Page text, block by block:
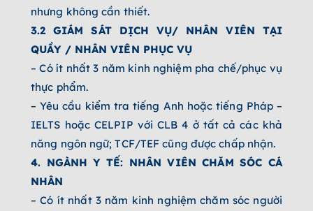
nhưng không cần thiết.
3.2 GIÁM SÁT DỊCH VỤ/ NHÂN VIÊN TẠI
QUẦY / NHÂN VIÊN PHỤC VỤ
– Có ít nhất 3 năm kinh nghiệm pha chế/phục vụ
thực phẩm.
– Yêu cầu kiểm tra tiếng Anh hoặc tiếng Pháp –
IELTS hoặc CELPIP với CLB 4 ở tất cả các khả
năng ngôn ngữ; TCF/TEF cũng được chấp nhận.
4. NGÀNH Y TẾ: NHÂN VIÊN CHĂM SÓC CÁ
NHÂN
– Có ít nhất 3 năm kinh nghiệm chăm sóc người